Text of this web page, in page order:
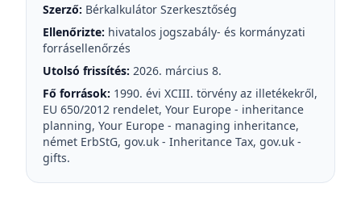
Szerző: Bérkalkulátor Szerkesztőség
Ellenőrizte: hivatalos jogszabály- és kormányzati
forrásellenőrzés
Utolsó frissítés: 2026. március 8.
Fő források: 1990. évi XCIII. törvény az illetékekről,
EU 650/2012 rendelet, Your Europe - inheritance
planning, Your Europe - managing inheritance,
német ErbStG, gov.uk - Inheritance Tax, gov.uk -
gifts.